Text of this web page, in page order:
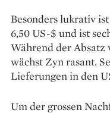
Besonders lukrativ
6,50 US-$ und ist
Während der Absatz
wächst Zyn rasant.
Lieferungen in den
Um der grossen